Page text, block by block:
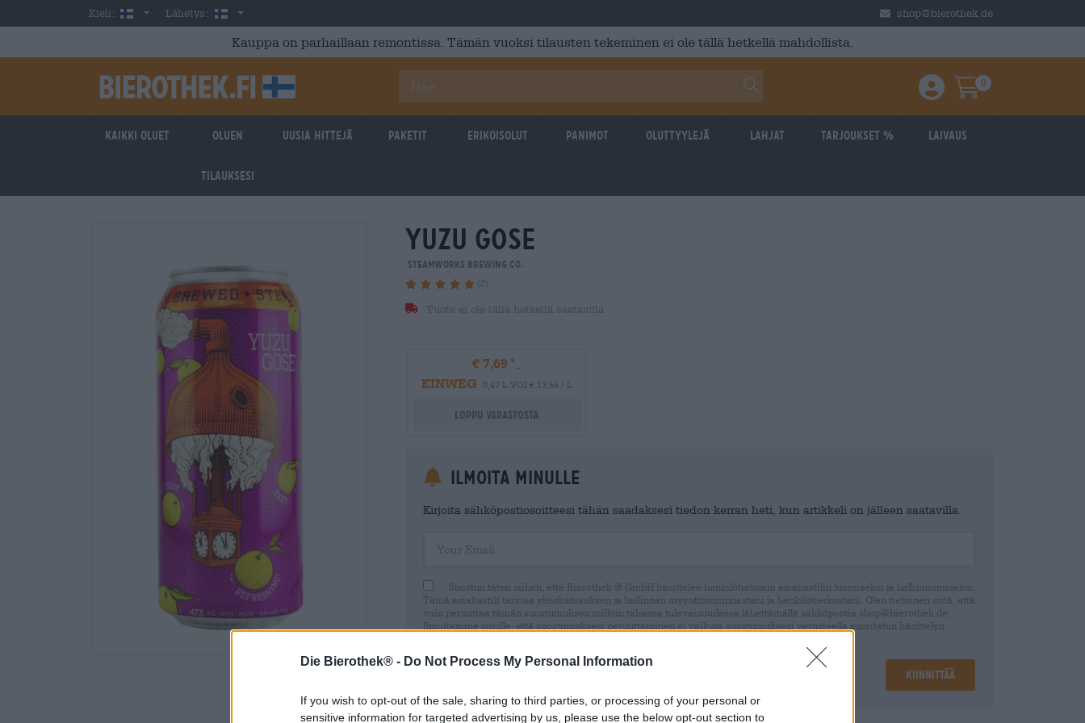
Die Bierothek® - Do Not Process My Personal Information
If you wish to opt-out of the sale, sharing to third parties, or processing of your personal or
sensitive information for targeted advertising by us, please use the below opt-out section to
Skip to main content
Kieli: FinnishLähetys: Suomi shop@bierothek.de
Kauppa on parhaillaan remontissa. Tämän vuoksi tilausten tekeminen ei ole tällä hetkellä mahdollista.
Einloggen / Anmelden
Warenkorb
0
Kaikki oluet Oluen
tilauksesi
Uusia hittejä Paketit Erikoisolut Panimot Oluttyylejä Lahjat Tarjoukset % laivaus
yuzu gose
Steamworks Brewing Co.
(2)
Tuote ei ole tällä hetkellä saatavilla
€ 7,69
EINWEG
0,47 L VOI € 13,66 / L
Loppu varastosta
Ilmoita minulle
Kirjoita sähköpostiosoitteesi tähän saadaksesi tiedon kerran heti, kun artikkeli on jälleen saatavilla.
Suostun täten siihen, että Bierothek ® GmbH käsittelee henkilötietojani asiakastilin luomiseksi ja hallinnoimiseksi.
Tämä asiakastili tarjoaa yleiskatsauksen ja hallinnan myyntitoiminnastani ja henkilötiedoistani. Olen tietoinen siitä, että
voin peruuttaa tämän suostumuksen milloin tahansa tulevaisuudessa lähettämällä sähköpostia shop@bierothek.de.
Ilmoitamme sinulle, että suostumuksesi peruuttaminen ei vaikuta suostumuksesi perusteella suoritetun käsittelyn
Kiinnittää